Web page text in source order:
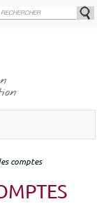
comptes